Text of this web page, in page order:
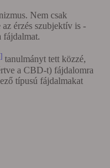
Nem csak
érzés szubjektív is -
fájdalmat.
tanulmányt tett közzé,
a CBD-t) fájdalomra
típusú fájdalmakat